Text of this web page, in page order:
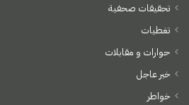
تحقيقات صحفية
تغطيات
حوارات و مقابلات
خبر عاجل
خواطر